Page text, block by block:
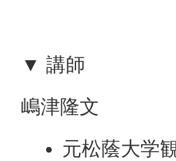
▼ 講師
嶋津隆文
元松蔭大学